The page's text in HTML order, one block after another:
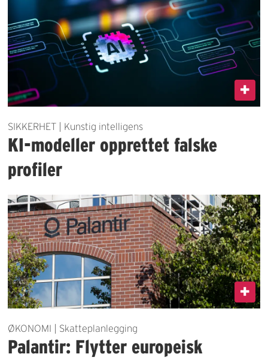
SIKKERHET | Kunstig intelligens
KI-modeller opprettet falske
profiler
ØKONOMI | Skatteplanlegging
Palantir: Flytter europeisk